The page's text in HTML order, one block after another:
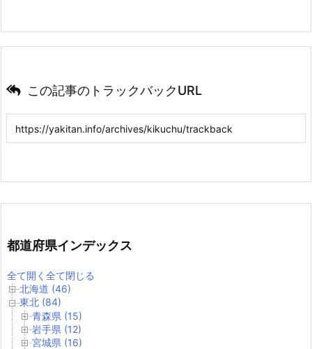
この記事のトラックバックURL
都道府県インデックス
全て開く 全て閉じる
北海道 (46)
東北 (84)
青森県 (15)
岩手県 (12)
宮城県 (16)